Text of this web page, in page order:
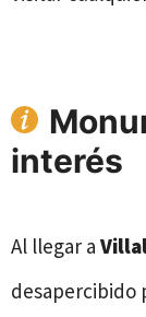
interés
Al llegar a
desapercibido